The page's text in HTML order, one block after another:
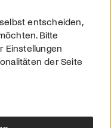
entscheiden,
Bitte
Einstellungen
der Seite